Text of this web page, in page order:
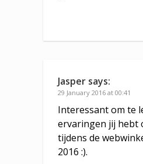
Jasper says:
29 January 2016 at 00:41
Interessant om te
ervaringen jij hebt
tijdens de
2016 :).